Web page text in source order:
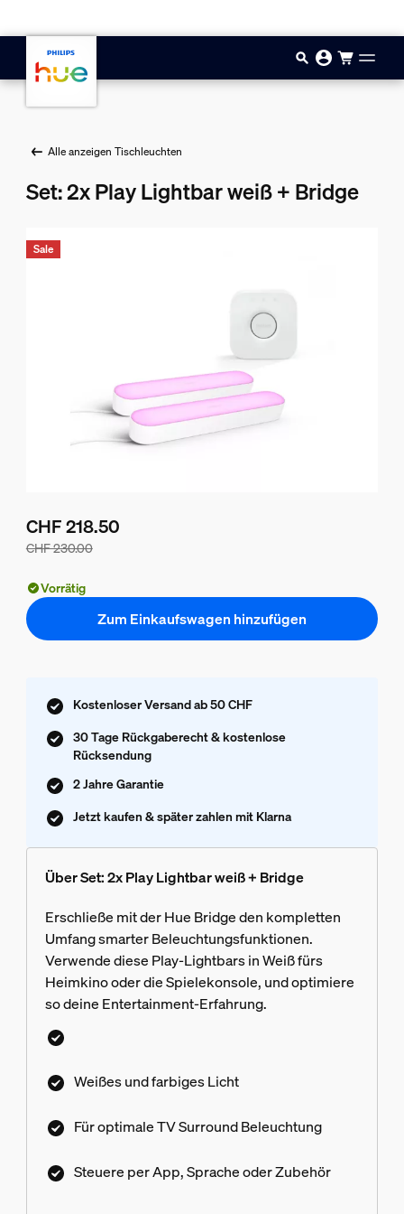
Alle anzeigen Tischleuchten
Set: 2x Play Lightbar weiß + Bridge
CHF 230.00
CHF 218.50
Sale
Vorrätig
Zum Einkaufswagen hinzufügen
Kostenloser Versand ab 50 CHF
30 Tage Rückgaberecht & kostenlose
Rücksendung
2 Jahre Garantie
Jetzt kaufen & später zahlen mit Klarna
Über Set: 2x Play Lightbar weiß + Bridge
Erschließe mit der Hue Bridge den kompletten
Umfang smarter Beleuchtungsfunktionen.
Verwende diese Play-Lightbars in Weiß fürs
Heimkino oder die Spielekonsole, und optimiere
so deine Entertainment-Erfahrung.
Weißes und farbiges Licht
Für optimale TV Surround Beleuchtung
Steuere per App, Sprache oder Zubehör